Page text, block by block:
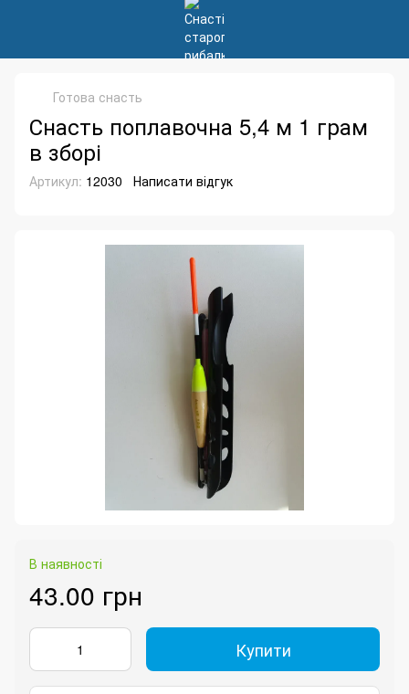
Готова снасть
Снасть поплавочна 5,4 м 1 грам
в зборі
Артикул: 12030 Написати відгук
В наявності
43.00 грн
Купити